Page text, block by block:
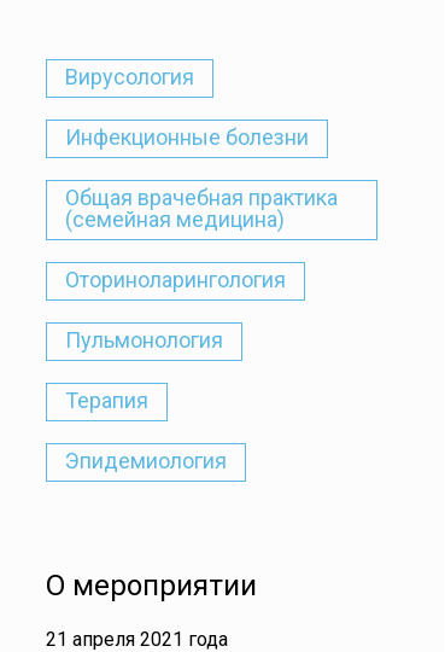
Вирусология
Инфекционные болезни
Общая врачебная практика
(семейная медицина)
Оториноларингология
Пульмонология
Терапия
Эпидемиология
О мероприятии
21 апреля 2021 года